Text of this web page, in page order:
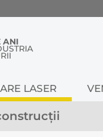
ANI
LASER